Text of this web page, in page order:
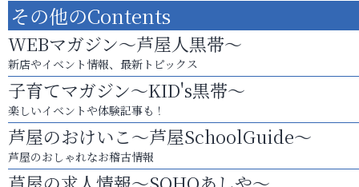
その他のContents
WEBマガジン～芦屋人黒帯～
新店やイベント情報、最新トピックス
子育てマガジン～KID's黒帯～
楽しいイベントや体験記事も！
芦屋のおけいこ～芦屋SchoolGuide～
芦屋のおしゃれなお稽古情報